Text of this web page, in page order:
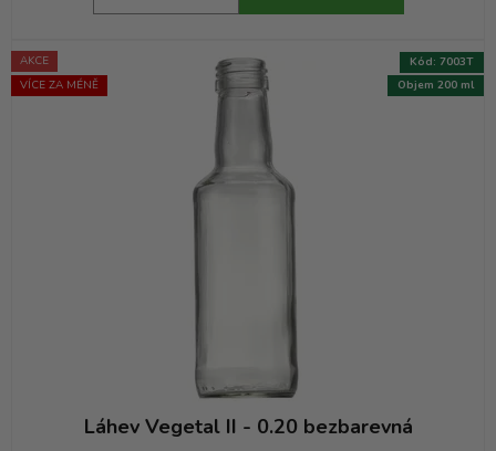
AKCE
VÍCE ZA MÉNĚ
Láhev Vegetal II - 0.20 bezbarevná
Objem 200 ml
Kód: 7003T